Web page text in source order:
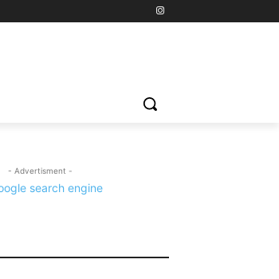
- Advertisment -